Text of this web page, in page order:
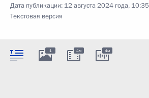
Дата публикации: 12 августа 2024 года, 10:35
Текстовая версия
1 4м 4м